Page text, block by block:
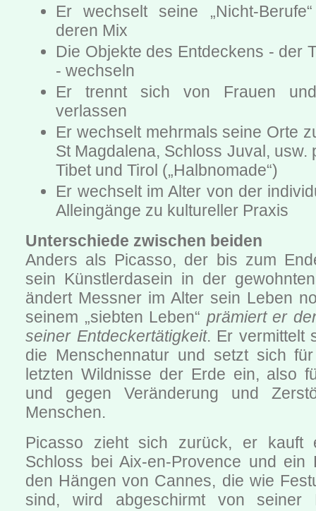
Er wechselt seine „Nicht-
deren Mix
Die Objekte des Entdeckens - der
- wechseln
Er trennt sich von Frauen
verlassen
Er wechselt mehrmals seine Orte
St Magdalena, Schloss Juval, usw.
Tibet und Tirol („Halbnomade“)
Er wechselt im Alter von der
Alleingänge zu kultureller Praxis
Unterschiede zwischen beiden
Anders als Picasso, der bis zum
sein Künstlerdasein in der
ändert Messner im Alter sein Leben
seinem „siebten Leben“ prämiert er
seiner Entdeckertätigkeit. Er vermittelt
die Menschennatur und setzt sich
letzten Wildnisse der Erde ein, also
und gegen Veränderung und
Menschen.
Picasso zieht sich zurück, er kauft
Schloss bei Aix-en-Provence und ein
den Hängen von Cannes, die wie
sind, wird abgeschirmt von seiner